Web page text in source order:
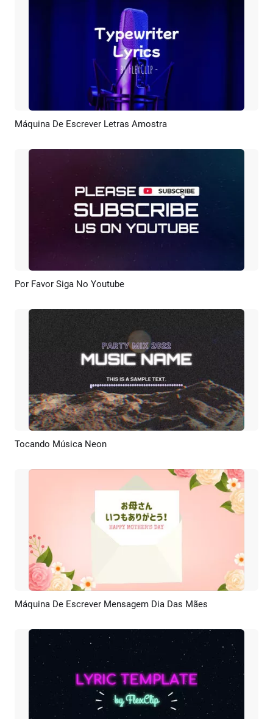
Pré-visualizar Criar IA
Máquina De Escrever Letras Amostra
Pré-visualizar
Por Favor Siga No Youtube
Pré-visualizar
Tocando Música Neon
Pré-visualizar Personalizar
Máquina De Escrever Mensagem Dia Das Mães